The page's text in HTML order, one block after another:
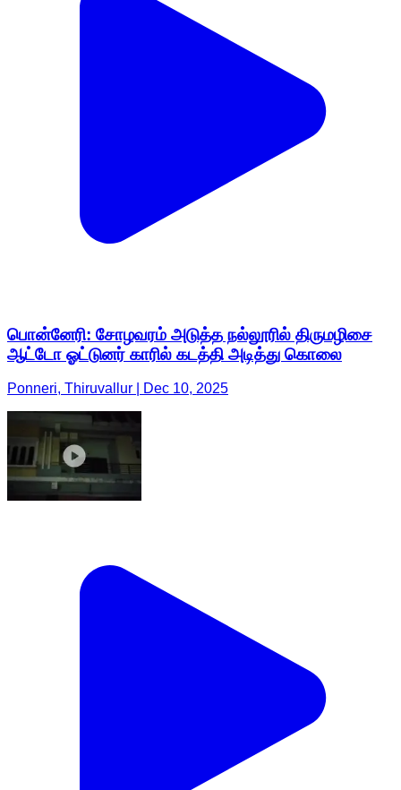
பொன்னேரி: சோழவரம் அடுத்த நல்லூரில் திருமழிசை
ஆட்டோ ஓட்டுனர் காரில் கடத்தி அடித்து கொலை
Ponneri, Thiruvallur | Dec 10, 2025